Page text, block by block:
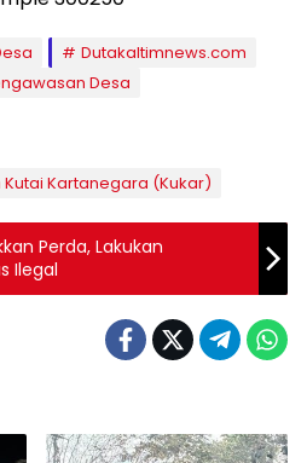
Dutakaltimnews.com
Desa
Kartanegara (Kukar)
Perda, Lakukan
Ilegal